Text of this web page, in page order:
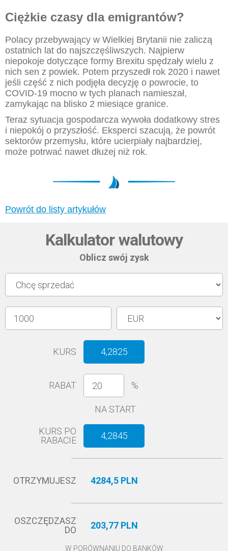
Ciężkie czasy dla emigrantów?
Polacy przebywający w Wielkiej Brytanii nie zaliczą
ostatnich lat do najszczęśliwszych. Najpierw
niepokoje dotyczące formy Brexitu spędzały wielu z
nich sen z powiek. Potem przyszedł rok 2020 i nawet
jeśli część z nich podjęła decyzję o powrocie, to
COVID-19 mocno w tych planach namieszał,
zamykając na blisko 2 miesiące granice.
Teraz sytuacja gospodarcza wywoła dodatkowy stres
i niepokój o przyszłość. Eksperci szacują, że powrót
sektorów przemysłu, które ucierpiały najbardziej,
może potrwać nawet dłużej niż rok.
Powrót do listy artykułów
Kalkulator walutowy
Oblicz swój zysk
KURS 4,2825
RABAT %
NA START
KURS PO
RABACIE
4,2845
OTRZYMUJESZ 4284,5 PLN
OSZCZĘDZASZ
DO
203,77 PLN
W PORÓWNANIU DO BANKÓW